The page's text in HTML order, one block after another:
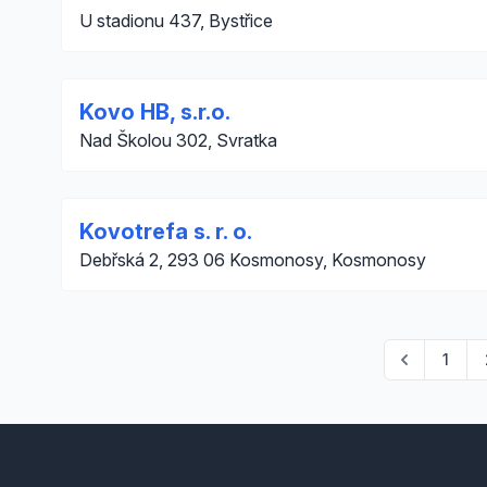
U stadionu 437, Bystřice
Kovo HB, s.r.o.
Nad Školou 302, Svratka
Kovotrefa s. r. o.
Debřská 2, 293 06 Kosmonosy, Kosmonosy
1